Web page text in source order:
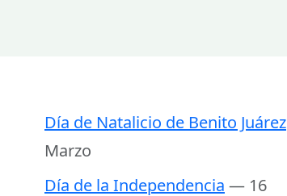
Día de Natalicio de Benito Juárez
Marzo
Día de la Independencia — 16